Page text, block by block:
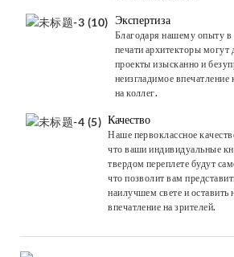
Экспертиза
Благодаря нашему опыту в
печати архитекторы могут
проекты изысканно и
неизгладимое впечатление
на коллег.
Качество
Наше первоклассное
что ваши индивидуальные
твердом переплете будут
что позволит вам
наилучшем свете и оставить
впечатление на зрителей.